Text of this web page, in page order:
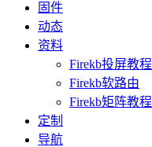
固件
动态
资料
Firekb投屏教程
Firekb软路由
Firekb矩阵教程
定制
导航